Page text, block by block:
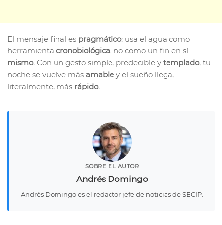
El mensaje final es pragmático: usa el agua como
herramienta cronobiológica, no como un fin en sí
mismo. Con un gesto simple, predecible y templado, tu
noche se vuelve más amable y el sueño llega,
literalmente, más rápido.
SOBRE EL AUTOR
Andrés Domingo
Andrés Domingo es el redactor jefe de noticias de SECIP.